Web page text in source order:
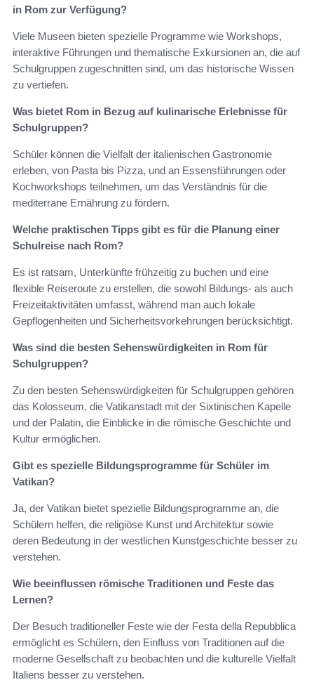
in Rom zur Verfügung?
Viele Museen bieten spezielle Programme wie Workshops,
interaktive Führungen und thematische Exkursionen an, die auf
Schulgruppen zugeschnitten sind, um das historische Wissen
zu vertiefen.
Was bietet Rom in Bezug auf kulinarische Erlebnisse für
Schulgruppen?
Schüler können die Vielfalt der italienischen Gastronomie
erleben, von Pasta bis Pizza, und an Essensführungen oder
Kochworkshops teilnehmen, um das Verständnis für die
mediterrane Ernährung zu fördern.
Welche praktischen Tipps gibt es für die Planung einer
Schulreise nach Rom?
Es ist ratsam, Unterkünfte frühzeitig zu buchen und eine
flexible Reiseroute zu erstellen, die sowohl Bildungs- als auch
Freizeitaktivitäten umfasst, während man auch lokale
Gepflogenheiten und Sicherheitsvorkehrungen berücksichtigt.
Was sind die besten Sehenswürdigkeiten in Rom für
Schulgruppen?
Zu den besten Sehenswürdigkeiten für Schulgruppen gehören
das Kolosseum, die Vatikanstadt mit der Sixtinischen Kapelle
und der Palatin, die Einblicke in die römische Geschichte und
Kultur ermöglichen.
Gibt es spezielle Bildungsprogramme für Schüler im
Vatikan?
Ja, der Vatikan bietet spezielle Bildungsprogramme an, die
Schülern helfen, die religiöse Kunst und Architektur sowie
deren Bedeutung in der westlichen Kunstgeschichte besser zu
verstehen.
Wie beeinflussen römische Traditionen und Feste das
Lernen?
Der Besuch traditioneller Feste wie der Festa della Repubblica
ermöglicht es Schülern, den Einfluss von Traditionen auf die
moderne Gesellschaft zu beobachten und die kulturelle Vielfalt
Italiens besser zu verstehen.